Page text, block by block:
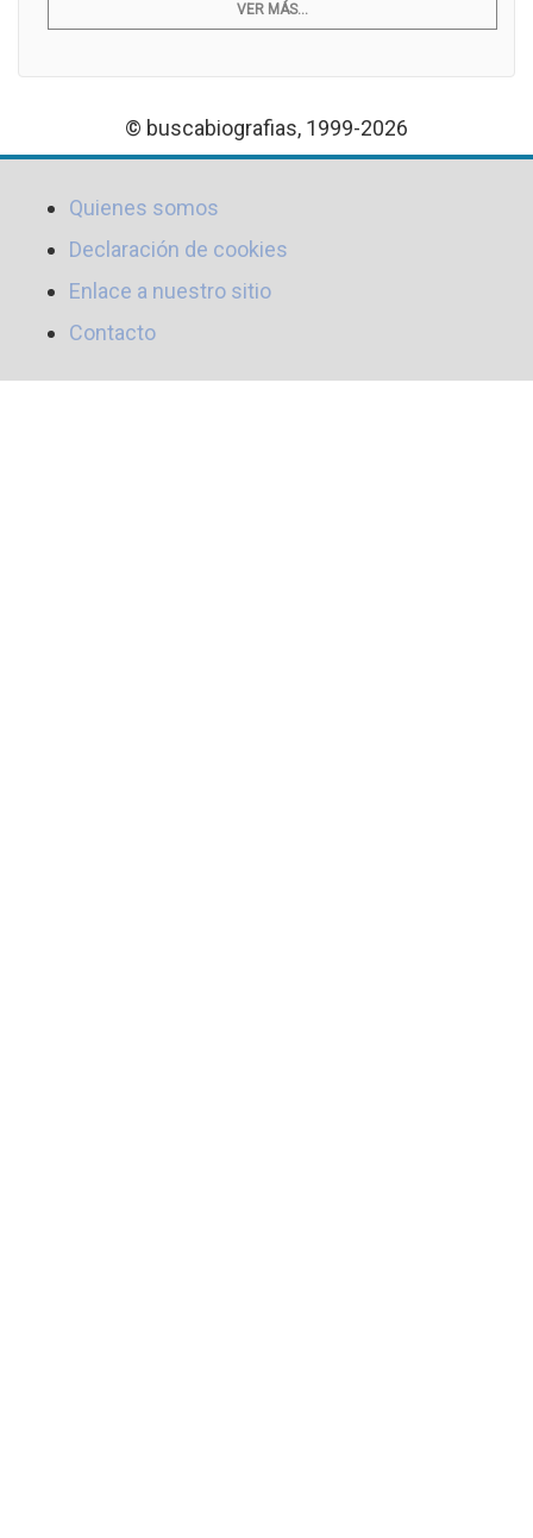
VER MÁS...
© buscabiografias, 1999-2026
Quienes somos
Declaración de cookies
Enlace a nuestro sitio
Contacto